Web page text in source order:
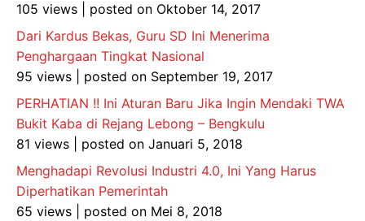
105 views
posted on Oktober 14, 2017
Dari Kardus Bekas, Guru SD Ini Menerima
Penghargaan Tingkat Nasional
95 views
posted on September 19, 2017
PERHATIAN !! Ini Aturan Baru Jika Ingin Mendaki TWA
Bukit Kaba di Rejang Lebong – Bengkulu
81 views
posted on Januari 5, 2018
Menghadapi Revolusi Industri 4.0, Ini Yang Harus
Diperhatikan Pemerintah
65 views
posted on Mei 8, 2018